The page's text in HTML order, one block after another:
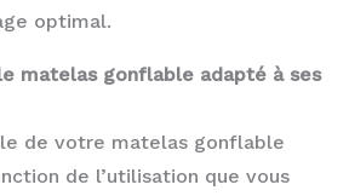
optimal.
matelas gonflable adapté à ses
de votre matelas gonflable
de l’utilisation que vous